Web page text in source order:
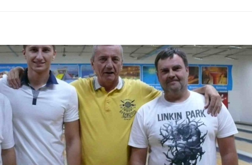
14.kolo – 3.Liga
Bowlingové ligy, Firemná liga, Firemná liga 2016-2017 ,III. liga 2016/2017